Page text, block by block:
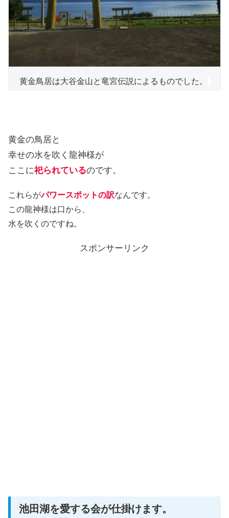
黄金鳥居は大谷金山と竜宮伝説によるものでした。
黄金の鳥居と
幸せの水を吹く龍神様が
ここに祀られているのです。
これらがパワースポットの訳なんです。
この龍神様は口から、
水を吹くのですね。
スポンサーリンク
池田湖を愛する会が仕掛けます。